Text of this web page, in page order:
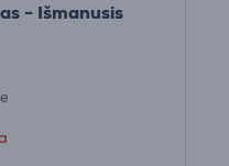
- Išmanusis